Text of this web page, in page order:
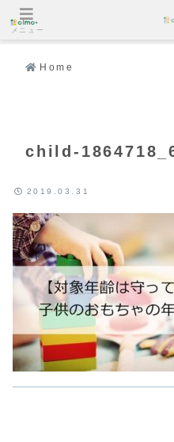
Home
child-
2019.03.31
メニュー